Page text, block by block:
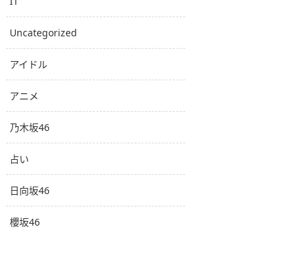
Uncategorized
アイドル
アニメ
乃木坂46
占い
日向坂46
櫻坂46